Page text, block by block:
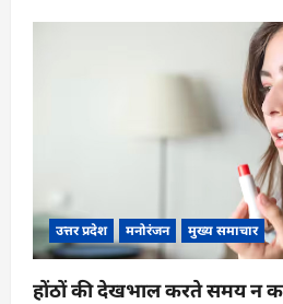
उत्तर प्रदेश मनोरंजन मुख्य समाचार
होंठों की देखभाल करते समय न